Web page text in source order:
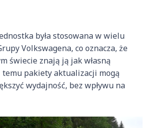
była stosowana w wielu
Volkswagena, co oznacza, że
świecie znają ją jak własną
temu pakiety aktualizacji mogą
wydajność, bez wpływu na